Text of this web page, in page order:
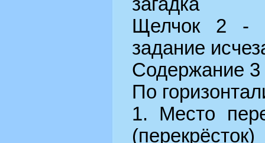
загадка
Щелчок 2 -
задание
Содержание 3
По
1. Место
(перекрёсток)